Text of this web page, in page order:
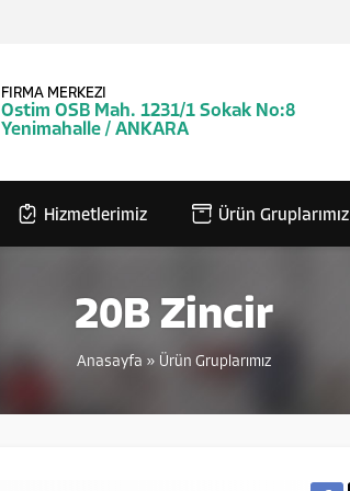
FİRMA MERKEZİ
Ostim OSB Mah. 1231/1 Sokak No:8
Yenimahalle / ANKARA
Hizmetlerimiz Ürün Gruplarımız
20B Zincir
Anasayfa » Ürün Gruplarımız